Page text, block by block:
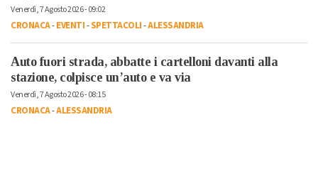
Venerdì, 7 Agosto 2026 - 09:02
CRONACA-EVENTI-SPETTACOLI-ALESSANDRIA
Auto fuori strada, abbatte i cartelloni davanti alla
stazione, colpisce un’auto e va via
Venerdì, 7 Agosto 2026 - 08:15
CRONACA-ALESSANDRIA